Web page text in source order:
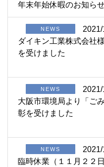
年末年始休暇のお知ら
NEWS
2021/
ダイキン工業株式会社
を受けました
NEWS
2021/
大阪市環境局より「ご
彰を受けました
NEWS
2021/
臨時休業（１１月２２